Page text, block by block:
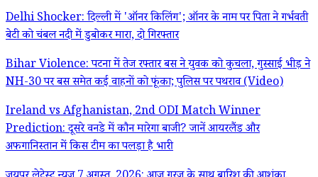
Delhi Shocker: दिल्ली में 'ऑनर किलिंग'; ऑनर के नाम पर पिता ने गर्भवती
बेटी को चंबल नदी में डुबोकर मारा, दो गिरफ्तार
Bihar Violence: पटना में तेज रफ्तार बस ने युवक को कुचला, गुस्साई भीड़ ने
NH-30 पर बस समेत कई वाहनों को फूंका; पुलिस पर पथराव (Video)
Ireland vs Afghanistan, 2nd ODI Match Winner
Prediction: दूसरे वनडे में कौन मारेगा बाजी? जानें आयरलैंड और
अफगानिस्तान में किस टीम का पलड़ा है भारी